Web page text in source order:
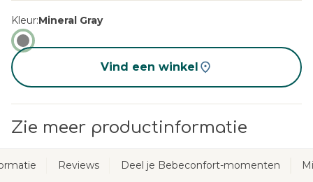
Kleur Mineral Gray
Vind een winkel
Zie meer productinformatie
Reviews Deel je Bebeconfort-momenten